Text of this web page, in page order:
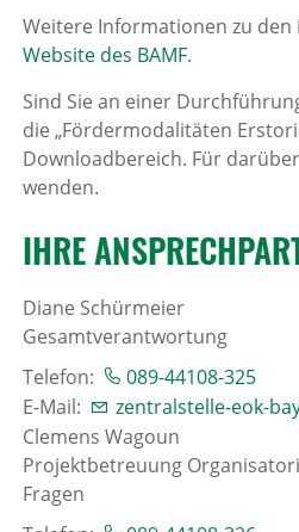
Weitere Informationen zu
Website des BAMF.
Sind Sie an einer
die „Fördermodalitäten
Downloadbereich. Für
wenden.
IHRE
Diane Schürmeier
Gesamtverantwortung
Telefon:
089-44108-325
E-Mail:
zentralstelle-eok-
Clemens Wagoun
Projektbetreuung
Fragen